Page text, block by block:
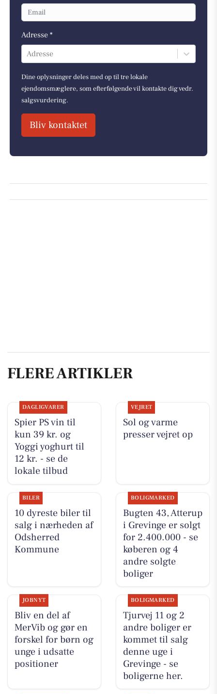
Adresse *
Adresse
Dine oplysninger deles med op til tre lokale
ejendomsmæglere, som efterfølgende vil kontakte dig vedr.
salgsvurdering.
Bliv kontaktet
FLERE ARTIKLER
DAGLIGVARER
Spier PS vin til
kun 39 kr. og
Yoggi yoghurt til
12 kr. - se de
lokale tilbud
VEJRET
Sol og varme
presser vejret op
BILER
10 dyreste biler til
salg i nærheden af
Odsherred
Kommune
BOLIGMARKED
Bugten 43, Atterup
i Grevinge er solgt
for 2.400.000 - se
køberen og 4
andre solgte
boliger
JOBNYT
Bliv en del af
MerVib og gør en
forskel for børn og
unge i udsatte
positioner
BOLIGMARKED
Tjurvej 11 og 2
andre boliger er
kommet til salg
denne uge i
Grevinge - se
boligerne her.